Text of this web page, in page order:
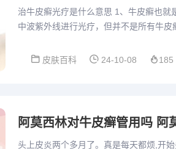
治牛皮癣光疗是什么意思 1、牛皮癣也
中波紫外线进行光疗，但并不是所有牛皮
皮肤百科
24-10-08 185
阿莫西林对牛皮癣管用吗 阿
头上皮炎两个多月了。真是每天都烦,开